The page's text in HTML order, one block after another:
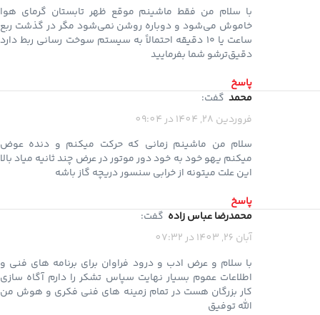
با سلام من فقط ماشینم موقع ظهر تابستان گرمای هوا
خاموش می‌شود و دوباره روشن نمی‌شود مگر در گذشت ربع
ساعت یا ۱۰ دقیقه احتمالاً به سیستم سوخت رسانی ربط دارد
دقیق‌ترشو شما بفرمایید
پاسخ
محمد گفت:
فروردین 28, 1404 در 09:04
سلام من ماشینم زمانی که حرکت میکنم و دنده عوض
میکنم یهو خود به خود دور موتور در عرض چند ثانیه میاد بالا
این علت میتونه از خرابی سنسور دریچه گاز باشه
پاسخ
محمدرضا عباس زاده گفت:
آبان 26, 1403 در 07:32
با سلام و عرض ادب و درود فراوان برای برنامه های فنی و
اطلاعات عموم بسیار نهایت سپاس تشکر را دارم آگاه سازی
کار بزرگان هست در تمام زمینه های فنی فکری و هوش من
الله توفیق